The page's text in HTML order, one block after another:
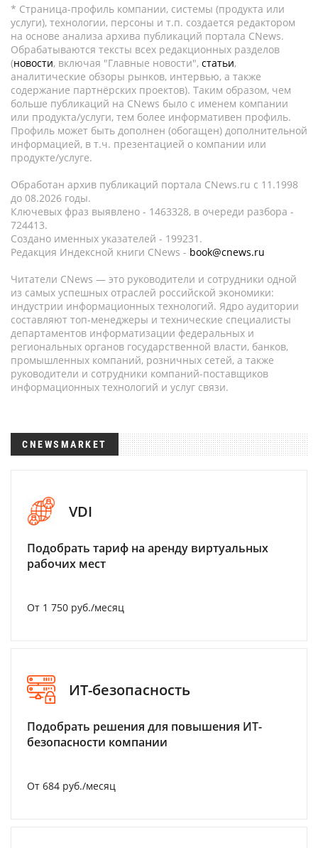
* Страница-профиль компании, системы (продукта или
услуги), технологии, персоны и т.п. создается редактором
на основе анализа архива публикаций портала CNews.
Обрабатываются тексты всех редакционных разделов
(новости, включая "Главные новости", статьи,
аналитические обзоры рынков, интервью, а также
содержание партнёрских проектов). Таким образом, чем
больше публикаций на CNews было с именем компании
или продукта/услуги, тем более информативен профиль.
Профиль может быть дополнен (обогащен) дополнительной
информацией, в т.ч. презентацией о компании или
продукте/услуге.
Обработан архив публикаций портала CNews.ru c 11.1998
до 08.2026 годы.
Ключевых фраз выявлено - 1463328, в очереди разбора -
724413.
Создано именных указателей - 199231.
Редакция Индексной книги CNews - book@cnews.ru
Читатели CNews — это руководители и сотрудники одной
из самых успешных отраслей российской экономики:
индустрии информационных технологий. Ядро аудитории
составляют топ-менеджеры и технические специалисты
департаментов информатизации федеральных и
региональных органов государственной власти, банков,
промышленных компаний, розничных сетей, а также
руководители и сотрудники компаний-поставщиков
информационных технологий и услуг связи.
CNEWSMARKET
VDI
Подобрать тариф на аренду виртуальных
рабочих мест
От 1 750 руб./месяц
ИТ-безопасность
Подобрать решения для повышения ИТ-
безопасности компании
От 684 руб./месяц